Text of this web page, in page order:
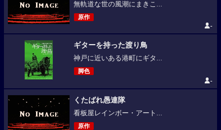
無軌道な世の風潮にまきこ...
原作
-
ギターを持った渡り鳥
神戸に近いある港町にギタ...
脚色
-
くたばれ愚連隊
看板屋レインボー・アート...
原作